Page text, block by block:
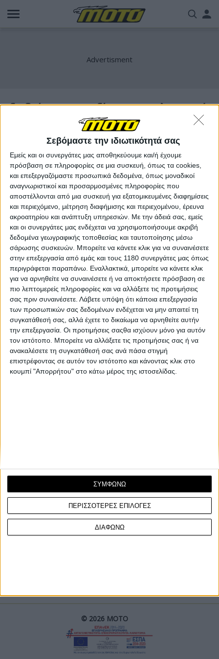
Σεβόμαστε την ιδιωτικότητά σας
Εμείς και οι συνεργάτες μας αποθηκεύουμε και/ή έχουμε
πρόσβαση σε πληροφορίες σε μια συσκευή, όπως τα cookies,
και επεξεργαζόμαστε προσωπικά δεδομένα, όπως μοναδικοί
αναγνωριστικοί και προσαρμοσμένες πληροφορίες που
αποστέλλονται από μια συσκευή για εξατομικευμένες διαφημίσεις
και περιεχόμενο, μέτρηση διαφήμισης και περιεχομένου, έρευνα
ακροατηρίου και ανάπτυξη υπηρεσιών. Με την άδειά σας, εμείς
και οι συνεργάτες μας ενδέχεται να χρησιμοποιήσουμε ακριβή
δεδομένα γεωγραφικής τοποθεσίας και ταυτοποίησης μέσω
σάρωσης συσκευών. Μπορείτε να κάνετε κλικ για να συναινέσετε
στην επεξεργασία από εμάς και τους 1180 συνεργάτες μας όπως
περιγράφεται παραπάνω. Εναλλακτικά, μπορείτε να κάνετε κλικ
για να αρνηθείτε να συναινέσετε ή να αποκτήσετε πρόσβαση σε
πιο λεπτομερείς πληροφορίες και να αλλάξετε τις προτιμήσεις
σας πριν συναινέσετε. Λάβετε υπόψη ότι κάποια επεξεργασία
των προσωπικών σας δεδομένων ενδέχεται να μην απαιτεί τη
συγκατάθεσή σας, αλλά έχετε το δικαίωμα να αρνηθείτε αυτήν
την επεξεργασία. Οι προτιμήσεις σαςθα ισχύουν μόνο για αυτόν
τον ιστότοπο. Μπορείτε να αλλάξετε τις προτιμήσεις σας ή να
ανακαλέσετε τη συγκατάθεσή σας ανά πάσα στιγμή
επιστρέφοντας σε αυτόν τον ιστότοπο και κάνοντας κλικ στο
κουμπί "Απορρήτου" στο κάτω μέρος της ιστοσελίδας.
ΠΕΡΙΣΣΟΤΕΡΕΣ ΕΠΙΛΟΓΕΣ
ΔΙΑΦΩΝΩ
ΣΥΜΦΩΝΩ
Παράκαμψη
προς
διεθνής ομοσπονδία μοτοσυκλετισμού
Επικαιρότητα 26/6/2025
Francesco Zerbi (1932-2025): “Έφυγε” ο πρώην
πρόεδρος της FIM
Η FIM ανακοινώνει τον θάνατο του Francesco Zerbi, ενός
ανθρώπου που υπηρέτησε με συνέπεια την μοτοσυκλέτα
καθ’όλη την διάρκεια της ζωής του, από διάφορες θέσεις .
Ο&nbsp;Zerbi Francesco γεννήθηκε ...
Επικαιρότητα
Με δικό της ύμνο η Διεθνής Ομοσπονδία
Μοτοσυκλετισμού (FIM)
Για πρώτη φορά στην 120χρονη ιστορία της η FIM έχει πλέον
ΓΙΝΕ ΣΥΝΔΡΟΜΗΤΗΣ
Επικοινωνία
© 2026 ΜΟΤΟ